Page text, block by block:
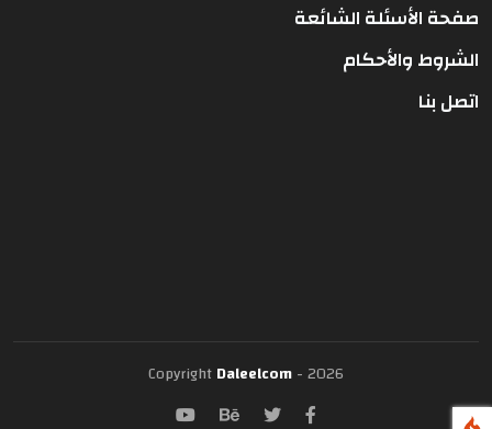
صفحة الأسئلة الشائعة
الشروط والأحكام
اتصل بنا
CopyrightDaleelcom- 2026